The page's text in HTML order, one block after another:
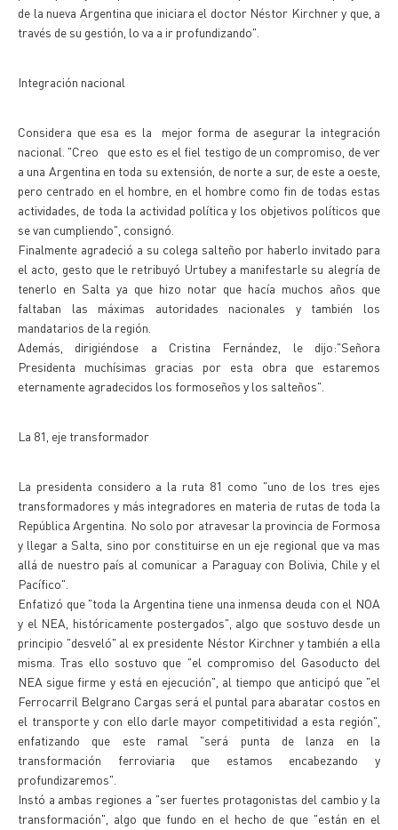
de la nueva Argentina que iniciara el doctor Néstor Kirchner y que, a
través de su gestión, lo va a ir profundizando".
Integración nacional
Considera que esa es la mejor forma de asegurar la integración
nacional. "Creo que esto es el fiel testigo de un compromiso, de ver
a una Argentina en toda su extensión, de norte a sur, de este a oeste,
pero centrado en el hombre, en el hombre como fin de todas estas
actividades, de toda la actividad política y los objetivos políticos que
se van cumpliendo", consignó.
Finalmente agradeció a su colega salteño por haberlo invitado para
el acto, gesto que le retribuyó Urtubey a manifestarle su alegría de
tenerlo en Salta ya que hizo notar que hacía muchos años que
faltaban las máximas autoridades nacionales y también los
mandatarios de la región.
Además, dirigiéndose a Cristina Fernández, le dijo:"Señora
Presidenta muchísimas gracias por esta obra que estaremos
eternamente agradecidos los formoseños y los salteños".
La 81, eje transformador
La presidenta considero a la ruta 81 como "uno de los tres ejes
transformadores y más integradores en materia de rutas de toda la
República Argentina. No solo por atravesar la provincia de Formosa
y llegar a Salta, sino por constituirse en un eje regional que va mas
allá de nuestro país al comunicar a Paraguay con Bolivia, Chile y el
Pacífico".
Enfatizó que "toda la Argentina tiene una inmensa deuda con el NOA
y el NEA, históricamente postergados", algo que sostuvo desde un
principio "desveló" al ex presidente Néstor Kirchner y también a ella
misma. Tras ello sostuvo que "el compromiso del Gasoducto del
NEA sigue firme y está en ejecución", al tiempo que anticipó que "el
Ferrocarril Belgrano Cargas será el puntal para abaratar costos en
el transporte y con ello darle mayor competitividad a esta región",
enfatizando que este ramal "será punta de lanza en la
transformación ferroviaria que estamos encabezando y
profundizaremos".
Instó a ambas regiones a "ser fuertes protagonistas del cambio y la
transformación", algo que fundo en el hecho de que "están en el